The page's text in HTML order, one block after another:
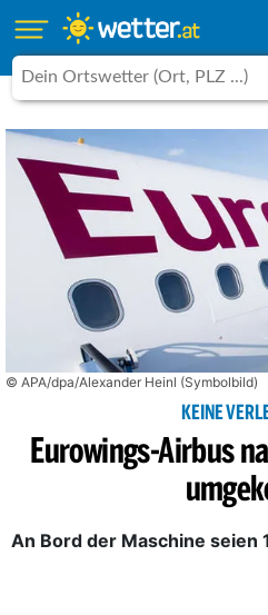
© APA/dpa/Alexander Heinl (Symbolbild)
KEINE
Eurowings-Airbus
An Bord der Maschine seien